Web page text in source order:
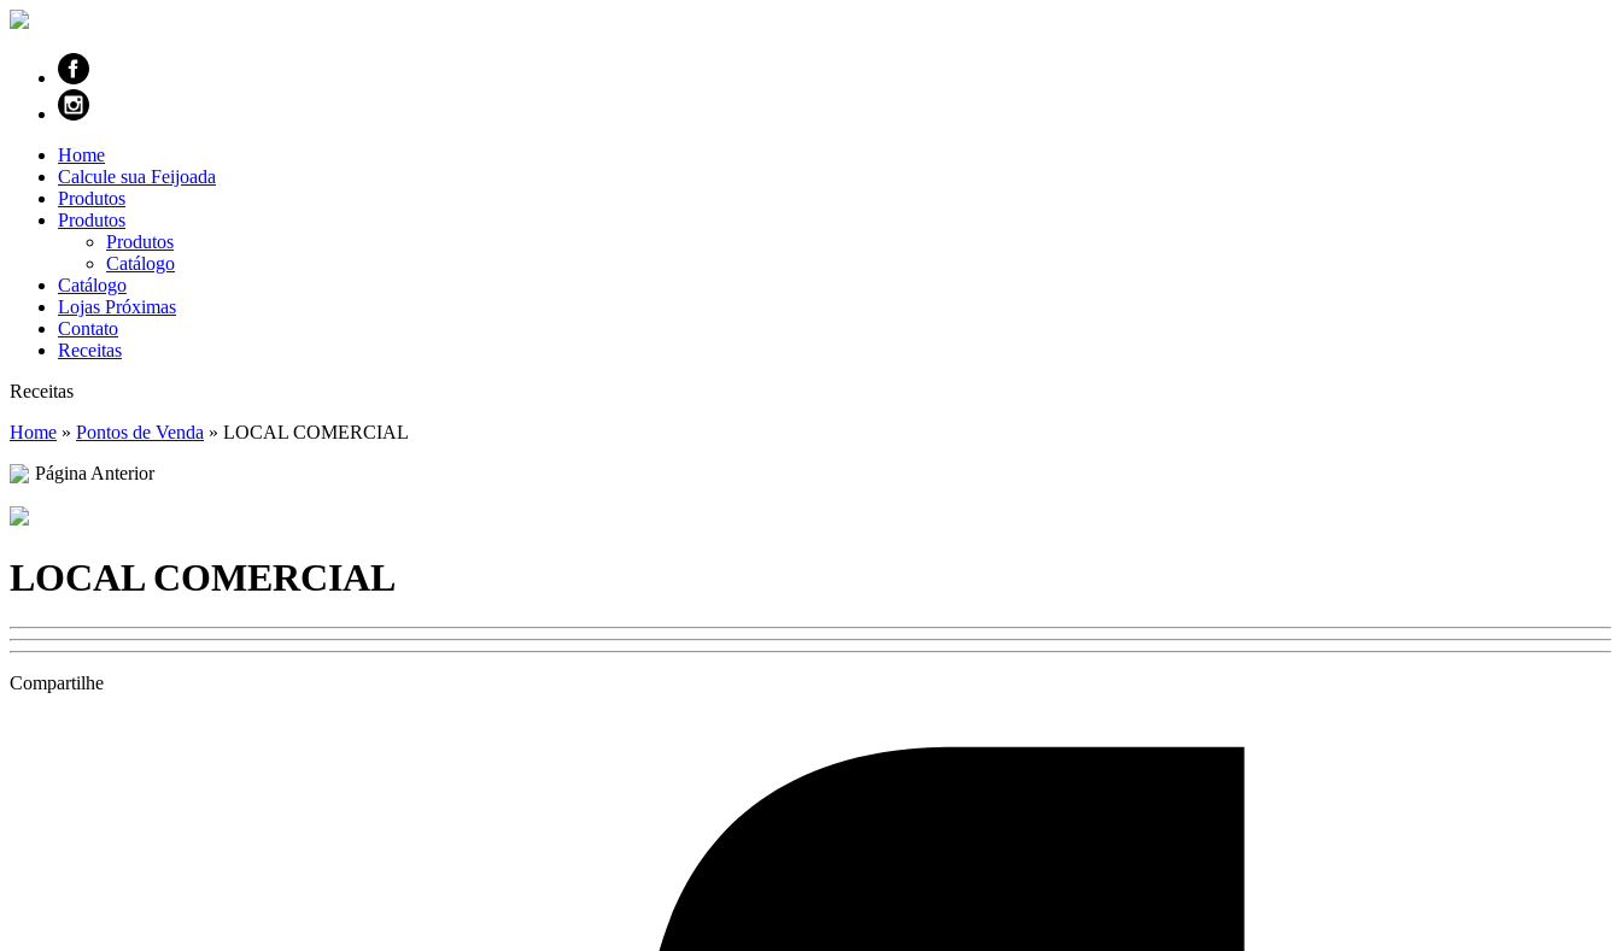
Home
Calcule sua Feijoada
Produtos
Produtos
Produtos
Catálogo
Catálogo
Lojas Próximas
Contato
Receitas
Receitas
Home » Pontos de Venda » LOCAL COMERCIAL
Página Anterior
LOCAL COMERCIAL
Compartilhe